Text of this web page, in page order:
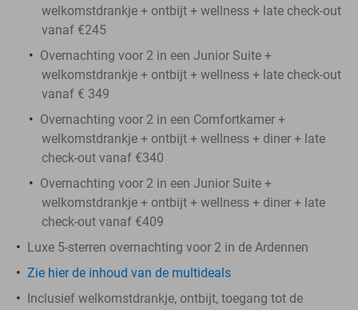
welkomstdrankje + ontbijt + wellness + late check-out
vanaf €245
Overnachting voor 2 in een Junior Suite +
welkomstdrankje + ontbijt + wellness + late check-out
vanaf € 349
Overnachting voor 2 in een Comfortkamer +
welkomstdrankje + ontbijt + wellness + diner + late
check-out vanaf €340
Overnachting voor 2 in een Junior Suite +
welkomstdrankje + ontbijt + wellness + diner + late
check-out vanaf €409
Luxe 5-sterren overnachting voor 2 in de Ardennen
Zie hier de inhoud van de multideals
Inclusief welkomstdrankje, ontbijt, toegang tot de